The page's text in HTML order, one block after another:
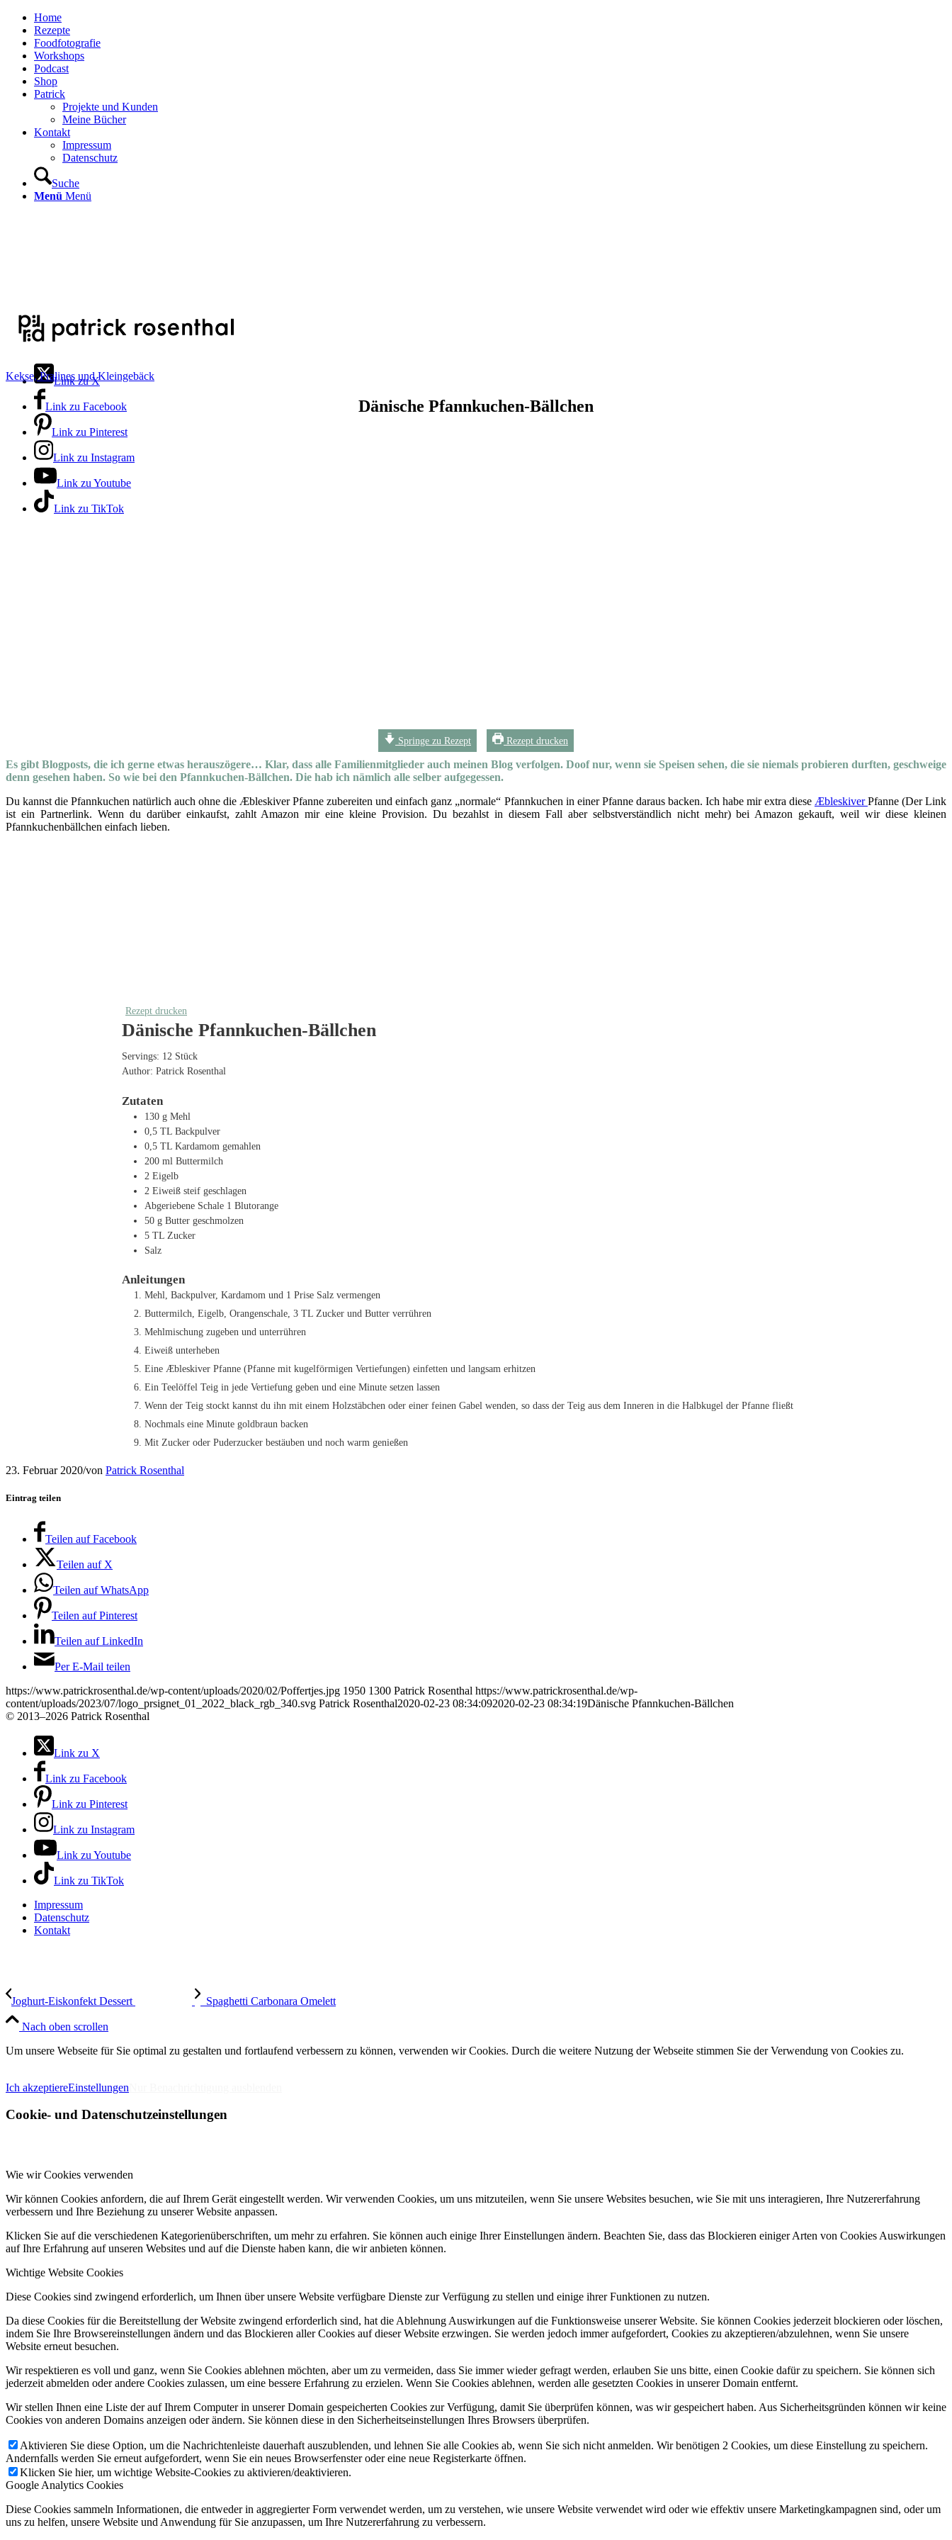
Home
Rezepte
Foodfotografie
Workshops
Podcast
Shop
Patrick
Projekte und Kunden
Meine Bücher
Kontakt
Impressum
Datenschutz
Suche
Menü Menü
Link zu X
Link zu Facebook
Link zu Pinterest
Link zu Instagram
Link zu Youtube
Link zu TikTok
Kekse, Pralines und Kleingebäck
Dänische Pfannkuchen-Bällchen
Springe zu Rezept Rezept drucken
Es gibt Blogposts, die ich gerne etwas herauszögere… Klar, dass alle Familienmitglieder auch meinen Blog verfolgen. Doof nur, wenn sie Speisen sehen, die sie niemals probieren durften, geschweige
denn gesehen haben. So wie bei den Pfannkuchen-Bällchen. Die hab ich nämlich alle selber aufgegessen.
Du kannst die Pfannkuchen natürlich auch ohne die Æbleskiver Pfanne zubereiten und einfach ganz „normale“ Pfannkuchen in einer Pfanne daraus backen. Ich habe mir extra diese ÆbleskiverPfanne (Der Link
ist ein Partnerlink. Wenn du darüber einkaufst, zahlt Amazon mir eine kleine Provision. Du bezahlst in diesem Fall aber selbstverständlich nicht mehr) bei Amazon gekauft, weil wir diese kleinen
Pfannkuchenbällchen einfach lieben.
Rezept drucken
Dänische Pfannkuchen-Bällchen
Servings: 12 Stück
Author: Patrick Rosenthal
Zutaten
130 g Mehl
0,5 TL Backpulver
0,5 TL Kardamom gemahlen
200 ml Buttermilch
2 Eigelb
2 Eiweiß steif geschlagen
Abgeriebene Schale 1 Blutorange
50 g Butter geschmolzen
5 TL Zucker
Salz
Anleitungen
Mehl, Backpulver, Kardamom und 1 Prise Salz vermengen
Buttermilch, Eigelb, Orangenschale, 3 TL Zucker und Butter verrühren
Mehlmischung zugeben und unterrühren
Eiweiß unterheben
Eine Æbleskiver Pfanne (Pfanne mit kugelförmigen Vertiefungen) einfetten und langsam erhitzen
Ein Teelöffel Teig in jede Vertiefung geben und eine Minute setzen lassen
Wenn der Teig stockt kannst du ihn mit einem Holzstäbchen oder einer feinen Gabel wenden, so dass der Teig aus dem Inneren in die Halbkugel der Pfanne fließt
Nochmals eine Minute goldbraun backen
Mit Zucker oder Puderzucker bestäuben und noch warm genießen
23. Februar 2020/von Patrick Rosenthal
Eintrag teilen
Teilen auf Facebook
Teilen auf X
Teilen auf WhatsApp
Teilen auf Pinterest
Teilen auf LinkedIn
Per E-Mail teilen
https://www.patrickrosenthal.de/wp-content/uploads/2020/02/Poffertjes.jpg 1950 1300 Patrick Rosenthal https://www.patrickrosenthal.de/wp-
content/uploads/2023/07/logo_prsignet_01_2022_black_rgb_340.svg Patrick Rosenthal2020-02-23 08:34:092020-02-23 08:34:19Dänische Pfannkuchen-Bällchen
© 2013–2026 Patrick Rosenthal
Link zu X
Link zu Facebook
Link zu Pinterest
Link zu Instagram
Link zu Youtube
Link zu TikTok
Impressum
Datenschutz
Kontakt
Joghurt-Eiskonfekt Dessert Spaghetti Carbonara Omelett
Nach oben scrollen
Um unsere Webseite für Sie optimal zu gestalten und fortlaufend verbessern zu können, verwenden wir Cookies. Durch die weitere Nutzung der Webseite stimmen Sie der Verwendung von Cookies zu.
Ich akzeptiereEinstellungen
Cookie- und Datenschutzeinstellungen
Wie wir Cookies verwenden
Wir können Cookies anfordern, die auf Ihrem Gerät eingestellt werden. Wir verwenden Cookies, um uns mitzuteilen, wenn Sie unsere Websites besuchen, wie Sie mit uns interagieren, Ihre Nutzererfahrung
verbessern und Ihre Beziehung zu unserer Website anpassen.
Klicken Sie auf die verschiedenen Kategorienüberschriften, um mehr zu erfahren. Sie können auch einige Ihrer Einstellungen ändern. Beachten Sie, dass das Blockieren einiger Arten von Cookies Auswirkungen
auf Ihre Erfahrung auf unseren Websites und auf die Dienste haben kann, die wir anbieten können.
Wichtige Website Cookies
Diese Cookies sind zwingend erforderlich, um Ihnen über unsere Website verfügbare Dienste zur Verfügung zu stellen und einige ihrer Funktionen zu nutzen.
Da diese Cookies für die Bereitstellung der Website zwingend erforderlich sind, hat die Ablehnung Auswirkungen auf die Funktionsweise unserer Website. Sie können Cookies jederzeit blockieren oder löschen,
indem Sie Ihre Browsereinstellungen ändern und das Blockieren aller Cookies auf dieser Website erzwingen. Sie werden jedoch immer aufgefordert, Cookies zu akzeptieren/abzulehnen, wenn Sie unsere
Website erneut besuchen.
Wir respektieren es voll und ganz, wenn Sie Cookies ablehnen möchten, aber um zu vermeiden, dass Sie immer wieder gefragt werden, erlauben Sie uns bitte, einen Cookie dafür zu speichern. Sie können sich
jederzeit abmelden oder andere Cookies zulassen, um eine bessere Erfahrung zu erzielen. Wenn Sie Cookies ablehnen, werden alle gesetzten Cookies in unserer Domain entfernt.
Wir stellen Ihnen eine Liste der auf Ihrem Computer in unserer Domain gespeicherten Cookies zur Verfügung, damit Sie überprüfen können, was wir gespeichert haben. Aus Sicherheitsgründen können wir keine
Cookies von anderen Domains anzeigen oder ändern. Sie können diese in den Sicherheitseinstellungen Ihres Browsers überprüfen.
Aktivieren Sie diese Option, um die Nachrichtenleiste dauerhaft auszublenden, und lehnen Sie alle Cookies ab, wenn Sie sich nicht anmelden. Wir benötigen 2 Cookies, um diese Einstellung zu speichern.
Andernfalls werden Sie erneut aufgefordert, wenn Sie ein neues Browserfenster oder eine neue Registerkarte öffnen.
Klicken Sie hier, um wichtige Website-Cookies zu aktivieren/deaktivieren.
Google Analytics Cookies
Diese Cookies sammeln Informationen, die entweder in aggregierter Form verwendet werden, um zu verstehen, wie unsere Website verwendet wird oder wie effektiv unsere Marketingkampagnen sind, oder um
uns zu helfen, unsere Website und Anwendung für Sie anzupassen, um Ihre Nutzererfahrung zu verbessern.